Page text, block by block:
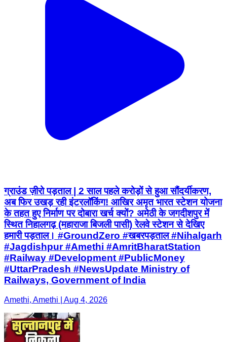
ग्राउंड ज़ीरो पड़ताल | 2 साल पहले करोड़ों से हुआ सौंदर्यीकरण,
अब फिर उखड़ रही इंटरलॉकिंग! आखिर अमृत भारत स्टेशन योजना
के तहत हुए निर्माण पर दोबारा खर्च क्यों? अमेठी के जगदीशपुर में
स्थित निहालगढ़ (महाराजा बिजली पासी) रेलवे स्टेशन से देखिए
हमारी पड़ताल। #GroundZero #खबरपड़ताल #Nihalgarh
#Jagdishpur #Amethi #AmritBharatStation
#Railway #Development #PublicMoney
#UttarPradesh #NewsUpdate Ministry of
Railways, Government of India
Amethi, Amethi | Aug 4, 2026